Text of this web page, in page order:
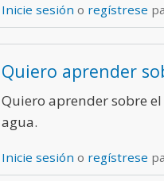
Inicie sesión o regístrese
Quiero aprender
Quiero aprender sobre
agua.
Inicie sesión o regístrese